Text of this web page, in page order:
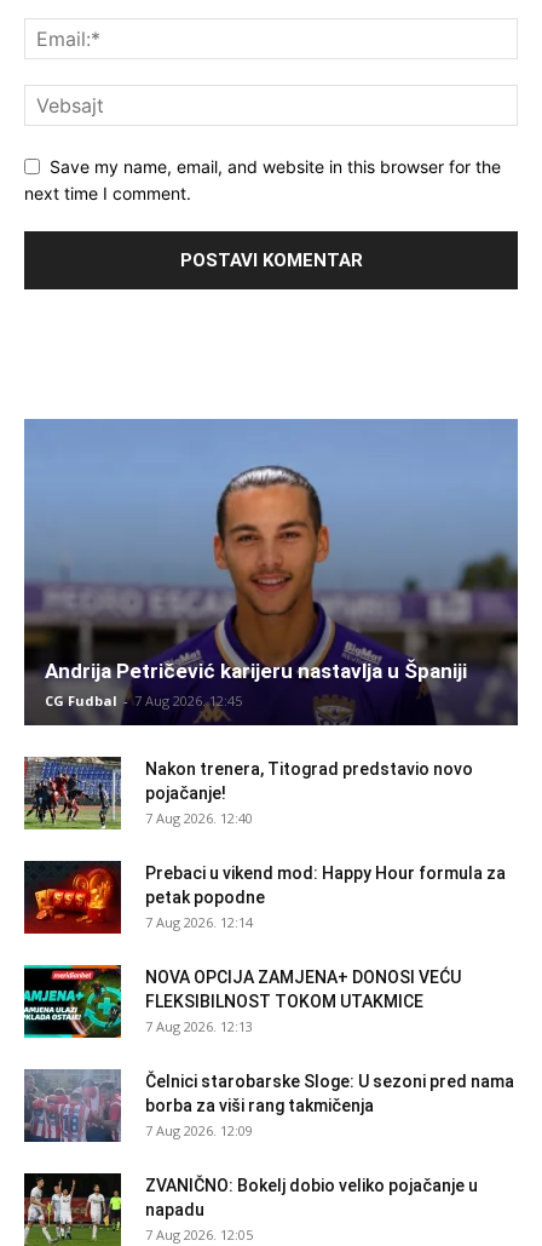
Save my name, email, and website in this browser for the
next time I comment.
Andrija Petričević karijeru nastavlja u Španiji
CG Fudbal - 7 Aug 2026. 12:45
Nakon trenera, Titograd predstavio novo
pojačanje!
7 Aug 2026. 12:40
Prebaci u vikend mod: Happy Hour formula za
petak popodne
7 Aug 2026. 12:14
NOVA OPCIJA ZAMJENA+ DONOSI VEĆU
FLEKSIBILNOST TOKOM UTAKMICE
7 Aug 2026. 12:13
Čelnici starobarske Sloge: U sezoni pred nama
borba za viši rang takmičenja
7 Aug 2026. 12:09
ZVANIČNO: Bokelj dobio veliko pojačanje u
napadu
7 Aug 2026. 12:05